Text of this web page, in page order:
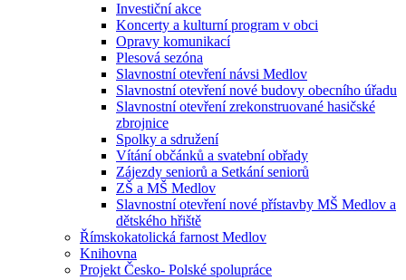
Investiční akce
Koncerty a kulturní program v obci
Opravy komunikací
Plesová sezóna
Slavnostní otevření návsi Medlov
Slavnostní otevření nové budovy obecního úřadu
Slavnostní otevření zrekonstruované hasičské
zbrojnice
Spolky a sdružení
Vítání občánků a svatební obřady
Zájezdy seniorů a Setkání seniorů
ZŠ a MŠ Medlov
Slavnostní otevření nové přístavby MŠ Medlov a
dětského hřiště
Římskokatolická farnost Medlov
Knihovna
Projekt Česko- Polské spolupráce